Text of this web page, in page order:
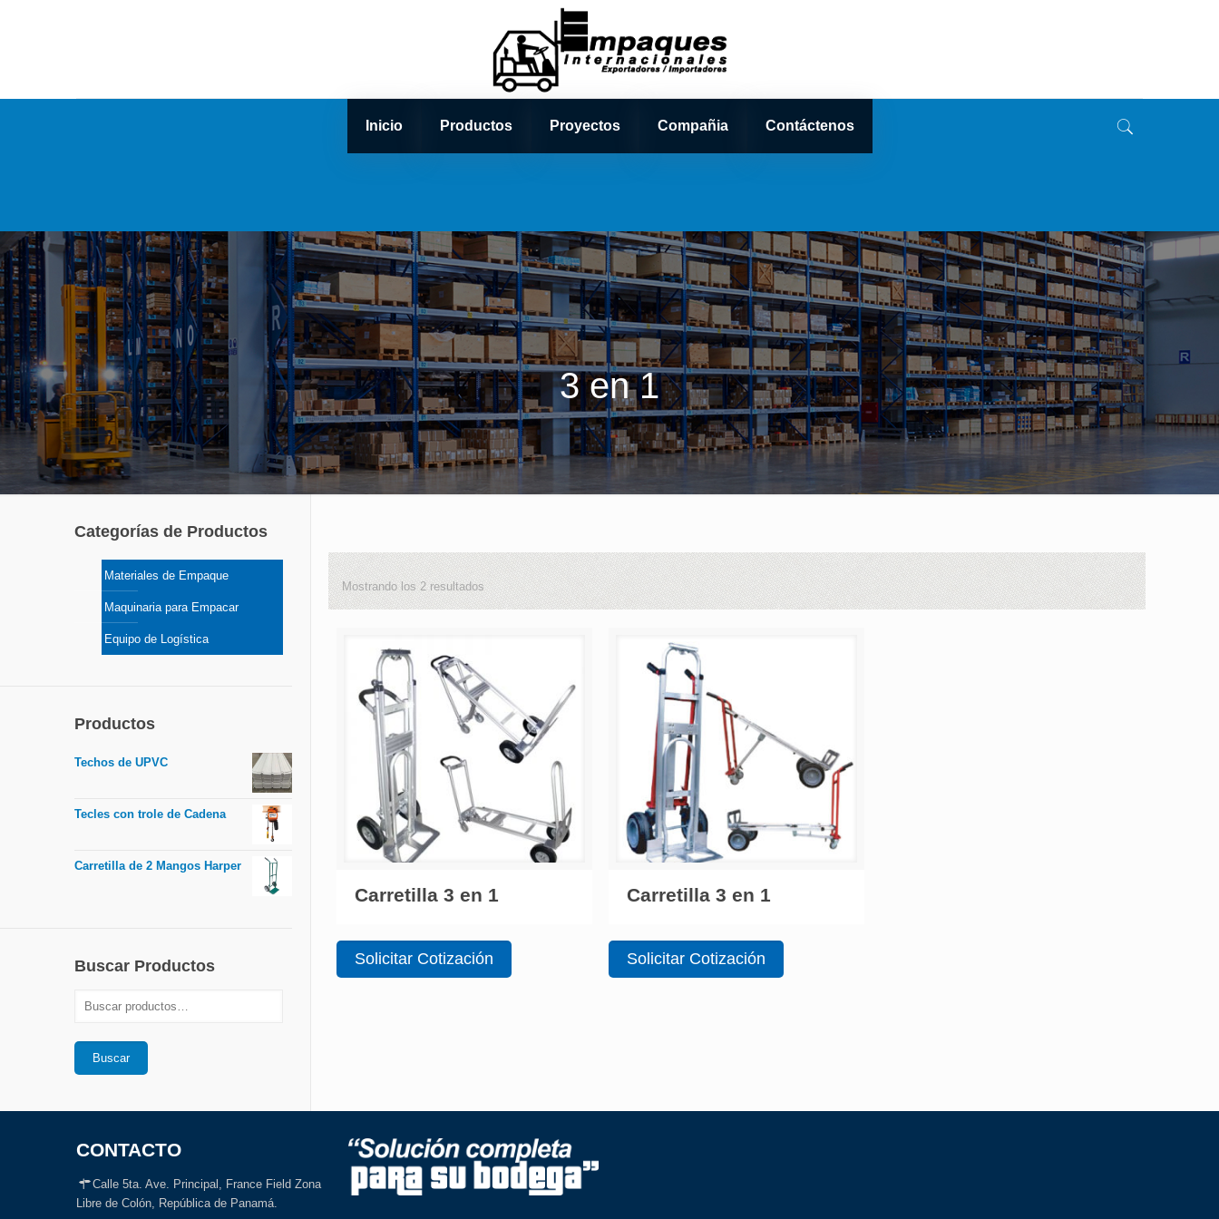
Inicio Productos Proyectos Compañia Contáctenos
3 en 1
Mostrando los 2 resultados
Carretilla 3 en 1
Solicitar Cotización
Carretilla 3 en 1
Solicitar Cotización
Categorías de Productos
Materiales de Empaque
Maquinaria para Empacar
Equipo de Logística
Productos
Techos de UPVC
Tecles con trole de Cadena
Carretilla de 2 Mangos Harper
Buscar Productos
Buscar
CONTACTO
Calle 5ta. Ave. Principal, France Field Zona
Libre de Colón, República de Panamá.